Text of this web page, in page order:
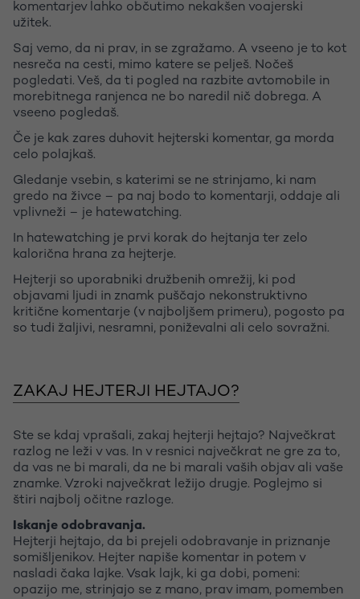
komentarjev lahko občutimo nekakšen voajerski
užitek.
Saj vemo, da ni prav, in se zgražamo. A vseeno je to kot
nesreča na cesti, mimo katere se pelješ. Nočeš
pogledati. Veš, da ti pogled na razbite avtomobile in
morebitnega ranjenca ne bo naredil nič dobrega. A
vseeno pogledaš.
Če je kak zares duhovit hejterski komentar, ga morda
celo polajkaš.
Gledanje vsebin, s katerimi se ne strinjamo, ki nam
gredo na živce – pa naj bodo to komentarji, oddaje ali
vplivneži – je hatewatching.
In hatewatching je prvi korak do hejtanja ter zelo
kalorična hrana za hejterje.
Hejterji so uporabniki družbenih omrežij, ki pod
objavami ljudi in znamk puščajo nekonstruktivno
kritične komentarje (v najboljšem primeru), pogosto pa
so tudi žaljivi, nesramni, poniževalni ali celo sovražni.
ZAKAJ HEJTERJI HEJTAJO?
Ste se kdaj vprašali, zakaj hejterji hejtajo? Največkrat
razlog ne leži v vas. In v resnici največkrat ne gre za to,
da vas ne bi marali, da ne bi marali vaših objav ali vaše
znamke. Vzroki največkrat ležijo drugje. Poglejmo si
štiri najbolj očitne razloge.
Iskanje odobravanja.
Hejterji hejtajo, da bi prejeli odobravanje in priznanje
somišljenikov. Hejter napiše komentar in potem v
nasladi čaka lajke. Vsak lajk, ki ga dobi, pomeni:
opazijo me, strinjajo se z mano, prav imam, pomemben